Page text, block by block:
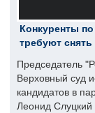
Конкуренты
требуют
Председатель
Верховный суд
кандидатов в
Леонид Слуцкий